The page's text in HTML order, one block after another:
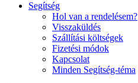
Segítség
Hol van a rendelésem?
Visszaküldés
Szállítási költségek
Fizetési módok
Kapcsolat
Minden Segítség-téma